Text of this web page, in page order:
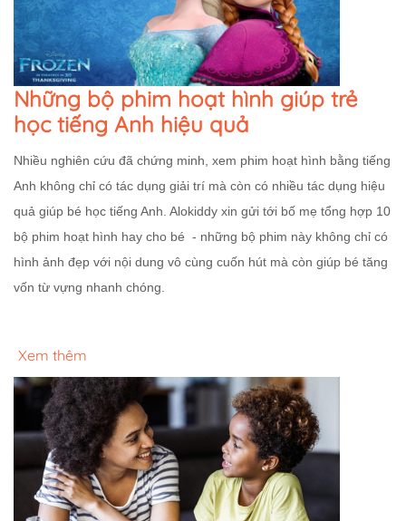
Những bộ phim hoạt hình giúp trẻ
học tiếng Anh hiệu quả
Nhiều nghiên cứu đã chứng minh, xem phim hoạt hình bằng tiếng
Anh không chỉ có tác dụng giải trí mà còn có nhiều tác dụng hiệu
quả giúp bé học tiếng Anh. Alokiddy xin gửi tới bố mẹ tổng hợp 10
bộ phim hoạt hình hay cho bé - những bộ phim này không chỉ có
hình ảnh đẹp với nội dung vô cùng cuốn hút mà còn giúp bé tăng
vốn từ vựng nhanh chóng.
Xem thêm